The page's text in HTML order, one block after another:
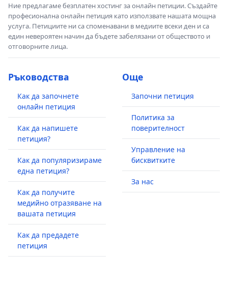
Ние предлагаме безплатен хостинг за онлайн петиции. Създайте
професионална онлайн петиция като използвате нашата мощна
услуга. Петициите ни са споменавани в медиите всеки ден и са
един невероятен начин да бъдете забелязани от обществото и
отговорните лица.
Ръководства
Как да започнете
онлайн петиция
Как да напишете
петиция?
Как да популяризираме
една петиция?
Как да получите
медийно отразяване на
вашата петиция
Как да предадете
петиция
Още
Започни петиция
Политика за
поверителност
Управление на
бисквитките
За нас